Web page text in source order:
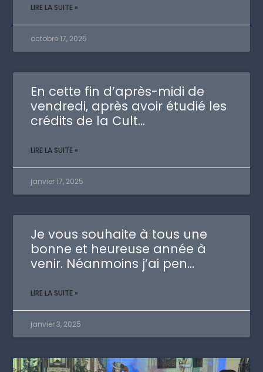
LIRE LA SUITE »
octobre 17, 2025
En cette fin d’après-midi de
vendredi, après avoir étudié les
crédits de la Cult…
LIRE LA SUITE »
janvier 17, 2025
Je vous souhaite à tous une
bonne et heureuse année à
venir. Néanmoins j’ai pen…
LIRE LA SUITE »
janvier 3, 2025